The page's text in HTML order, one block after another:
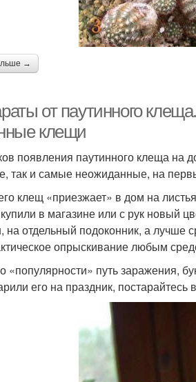
→
от паутинного
клещи
появления паутинного клеща на
так и самые неожиданные, на
клещ «приезжает» в дом на
в магазине или с рук новый
на отдельный подоконник, а
опрыскивание любым
«популярности» путь заражения,
его на праздник, постарайтесь